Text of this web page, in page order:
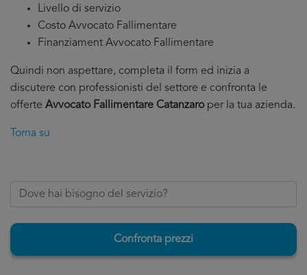
Livello di servizio
Costo Avvocato Fallimentare
Finanziament Avvocato Fallimentare
Quindi non aspettare, completa il form ed inizia a
discutere con professionisti del settore e confronta le
offerte Avvocato Fallimentare Catanzaroper la tua azienda.
Torna su
Confronta prezzi